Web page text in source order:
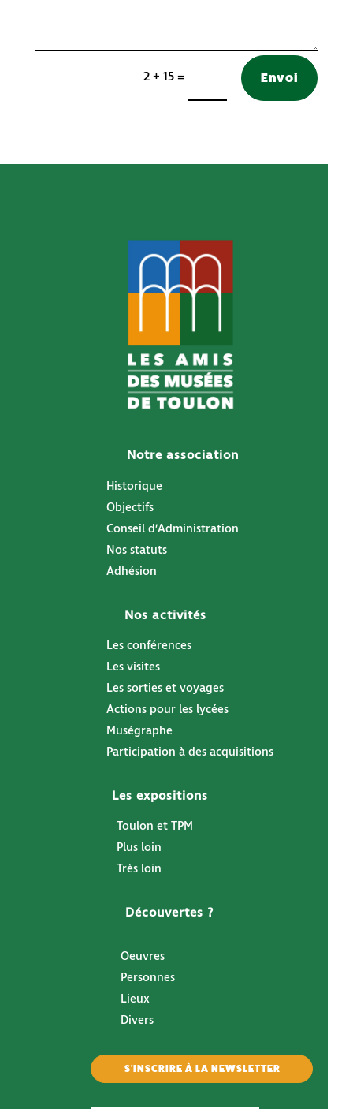
2 + 15 = Envoi
Notre association
Historique
Objectifs
Conseil d’Administration
Nos statuts
Adhésion
Nos activités
Les conférences
Les visites
Les sorties et voyages
Actions pour les lycées
Muségraphe
Participation à des acquisitions
Les expositions
Toulon et TPM
Plus loin
Très loin
Découvertes ?
Oeuvres
Personnes
Lieux
Divers
S'INSCRIRE À LA NEWSLETTER